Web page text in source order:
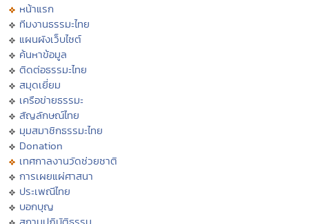
หน้าแรก
ทีมงานธรรมะไทย
แผนผังเว็บไซต์
ค้นหาข้อมูล
ติดต่อธรรมะไทย
สมุดเยี่ยม
เครือข่ายธรรมะ
สัญลักษณ์ไทย
มุมสมาชิกธรรมะไทย
Donation
เทศกาลงานวัดช่วยชาติ
การเผยแผ่ศาสนา
ประเพณีไทย
บอกบุญ